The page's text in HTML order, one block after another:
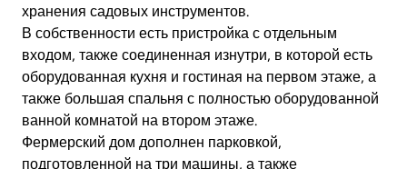
хранения садовых инструментов.
В собственности есть пристройка с отдельным
входом, также соединенная изнутри, в которой есть
оборудованная кухня и гостиная на первом этаже, а
также большая спальня с полностью оборудованной
ванной комнатой на втором этаже.
Фермерский дом дополнен парковкой,
подготовленной на три машины, а также